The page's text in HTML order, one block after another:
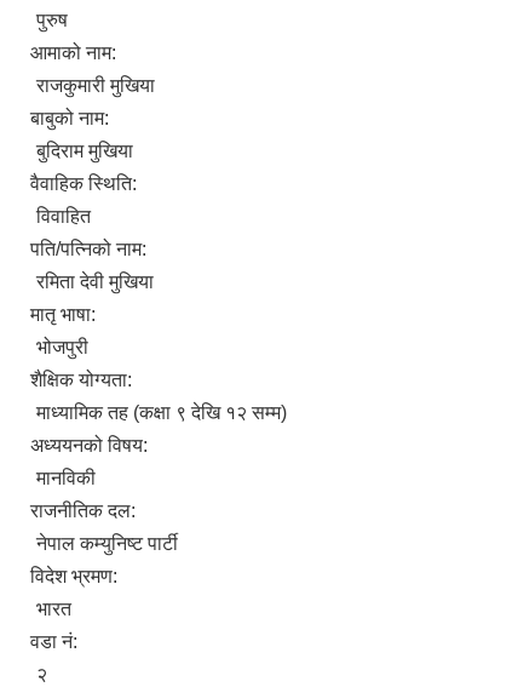
पुरुष
आमाको नाम:
राजकुमारी मुखिया
बाबुको नाम:
बुदिराम मुखिया
वैवाहिक स्थिति:
विवाहित
पति/पत्निको नाम:
रमिता देवी मुखिया
मातृ भाषा:
भोजपुरी
शैक्षिक योग्यता:
माध्यामिक तह (कक्षा ९ देखि १२ सम्म)
अध्ययनको विषय:
मानविकी
राजनीतिक दल:
नेपाल कम्युनिष्ट पार्टी
विदेश भ्रमण:
भारत
वडा नं:
२